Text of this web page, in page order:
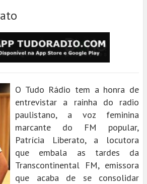
O Tudo Rádio tem a honra de
entrevistar a rainha do radio
paulistano, a voz feminina
marcante do FM popular,
Patrícia Liberato, a locutora
que embala as tardes da
Transcontinental FM, emissora
que acaba de se consolidar